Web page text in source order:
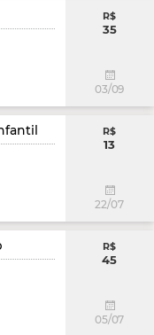
R$
35
03/09
R$
13
22/07
R$
45
05/07